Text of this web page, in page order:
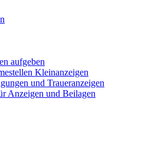
aufgeben
Kleinanzeigen
und Traueranzeigen
Anzeigen und Beilagen